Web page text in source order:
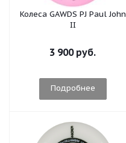
Колеса GAWDS PJ Paul John
II
3 900 руб.
Подробнее